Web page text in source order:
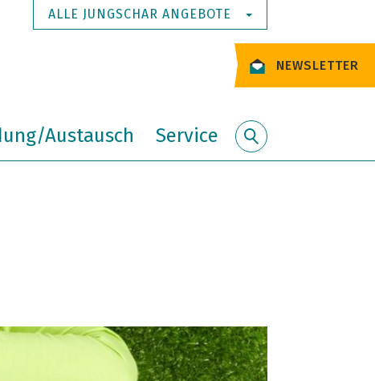
NEWSLETTER
ALLE JUNGSCHAR ANGEBOTE
Austausch Service